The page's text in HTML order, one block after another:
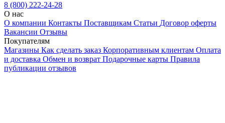
8 (800) 222-24-28
О нас
О компании Контакты Поставщикам Статьи Договор оферты
Вакансии Отзывы
Покупателям
Магазины Как сделать заказ Корпоративным клиентам Оплата
и доставка Обмен и возврат Подарочные карты Правила
публикации отзывов